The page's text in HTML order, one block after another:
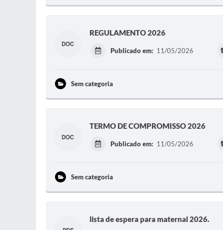
REGULAMENTO 2026
Publicado em: 11/05/2026
Sem categoria
TERMO DE COMPROMISSO 2026
Publicado em: 11/05/2026
Sem categoria
lista de espera para maternal 2026.